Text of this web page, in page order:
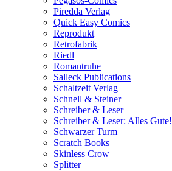
Piredda Verlag
Quick Easy Comics
Reprodukt
Retrofabrik
Riedl
Romantruhe
Salleck Publications
Schaltzeit Verlag
Schnell & Steiner
Schreiber & Leser
Schreiber & Leser: Alles Gute!
Schwarzer Turm
Scratch Books
Skinless Crow
Splitter